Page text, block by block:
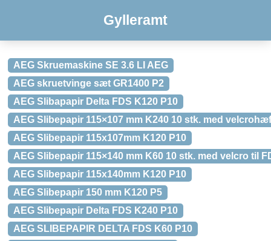
Gylleramt
AEG Skruemaskine SE 3.6 LI AEG
AEG skruetvinge sæt GR1400 P2
AEG Slibapapir Delta FDS K120 P10
AEG Slibepapir 115×107 mm K240 10 stk. med
AEG Slibepapir 115x107mm K120 P10
AEG Slibepapir 115×140 mm K60 10 stk. med velcro til
AEG Slibepapir 115x140mm K120 P10
AEG Slibepapir 150 mm K120 P5
AEG Slibepapir Delta FDS K240 P10
AEG SLIBEPAPIR DELTA FDS K60 P10